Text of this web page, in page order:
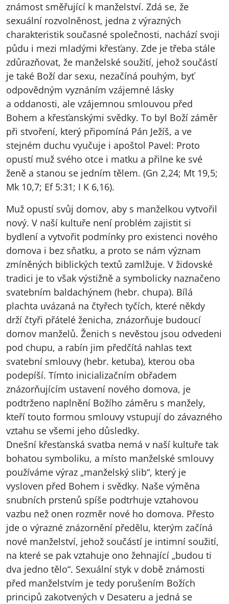
známost směřující k manželství. Zdá se, že
sexuální rozvolněnost, jedna z výrazných
charakteristik současné společnosti, nachází svoji
půdu i mezi mladými křesťany. Zde je třeba stále
zdůrazňovat, že manželské soužití, jehož součástí
je také Boží dar sexu, nezačíná pouhým, byť
odpovědným vyznáním vzájemné lásky
a oddanosti, ale vzájemnou smlouvou před
Bohem a křesťanskými svědky. To byl Boží záměr
při stvoření, který připomíná Pán Ježíš, a ve
stejném duchu vyučuje i apoštol Pavel: Proto
opustí muž svého otce i matku a přilne ke své
ženě a stanou se jedním tělem. (Gn 2,24; Mt 19,5;
Mk 10,7; Ef 5:31; I K 6,16).
Muž opustí svůj domov, aby s manželkou vytvořil
nový. V naší kultuře není problém zajistit si
bydlení a vytvořit podmínky pro existenci nového
domova i bez sňatku, a proto se nám význam
zmíněných biblických textů zamlžuje. V židovské
tradici je to však výstižně a symbolicky naznačeno
svatebním baldachýnem (hebr. chupa). Bílá
plachta uvázaná na čtyřech tyčích, které někdy
drží čtyři přátelé ženicha, znázorňuje budoucí
domov manželů. Ženich s nevěstou jsou odvedeni
pod chupu, a rabín jim předčítá nahlas text
svatební smlouvy (hebr. ketuba), kterou oba
podepíší. Tímto inicializačním obřadem
znázorňujícím ustavení nového domova, je
podtrženo naplnění Božího záměru s manžely,
kteří touto formou smlouvy vstupují do závazného
vztahu se všemi jeho důsledky.
Dnešní křesťanská svatba nemá v naší kultuře tak
bohatou symboliku, a místo manželské smlouvy
používáme výraz „manželský slib“, který je
vysloven před Bohem i svědky. Naše výměna
snubních prstenů spíše podtrhuje vztahovou
vazbu než onen rozměr nové ho domova. Přesto
jde o výrazné znázornění předělu, kterým začíná
nové manželství, jehož součástí je intimní soužití,
na které se pak vztahuje ono žehnající „budou ti
dva jedno tělo“. Sexuální styk v době známosti
před manželstvím je tedy porušením Božích
principů zakotvených v Desateru a jedná se